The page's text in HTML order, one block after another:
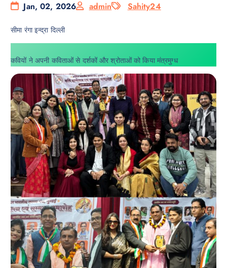
Jan, 02, 2026 admin Sahity24
सीमा रंगा इन्द्रा दिल्ली
कवियों ने अपनी कविताओं से दर्शकों और श्रोताओं को किया मंत्रमुग्ध